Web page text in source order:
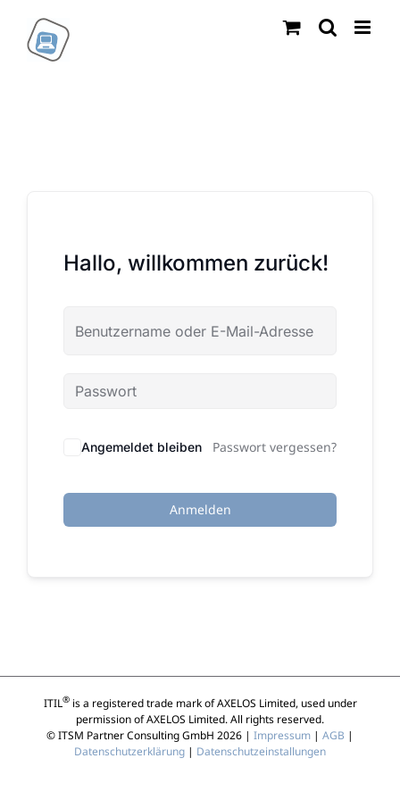
Inhalt
springen
Hallo, willkommen zurück!
Angemeldet bleiben Passwort vergessen?
Anmelden
ITIL®is a registered trade mark of AXELOS Limited, used under
permission of AXELOS Limited. All rights reserved.
© ITSM Partner Consulting GmbH 2026 | Impressum | AGB |
Datenschutzerklärung | Datenschutzeinstallungen